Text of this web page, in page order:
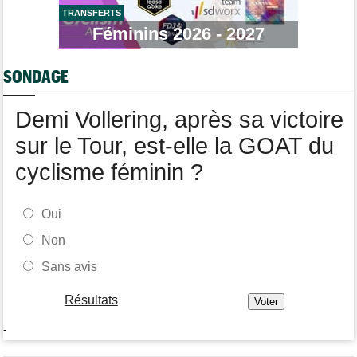
Tour d'Espagne
La Soudal Quick-Step perd un de ses leaders pour la Vuelta !
Tadej Pogacar a joué les supporters pour Urska Zigart
TRANSFERTS
Féminins 2026 - 2027
SONDAGE
Demi Vollering, après sa victoire
sur le Tour, est-elle la GOAT du
cyclisme féminin ?
Oui
Non
Sans avis
Résultats
-